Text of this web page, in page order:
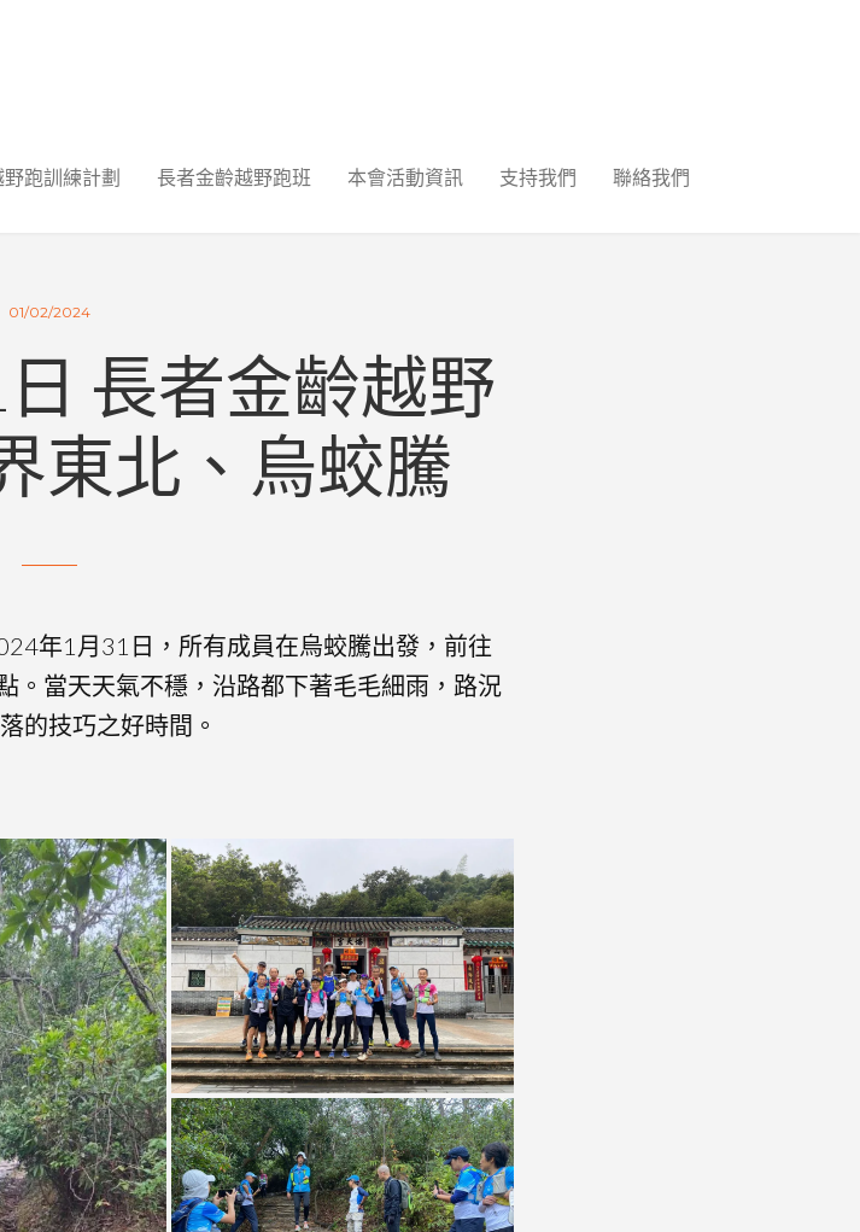
跑訓練計劃 長者金齡越野跑班 本會活動資訊 支持我們
聯絡我們
01/02/2024
長者金齡越野
東北、烏蛟騰
年1月31日，所有成員在烏蛟騰出發，前往
。當天天氣不穩，沿路都下著毛毛細雨，路況
的技巧之好時間。